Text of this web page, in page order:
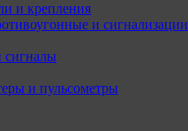
и крепления
и сигнализации
сигналы
и пульсометры